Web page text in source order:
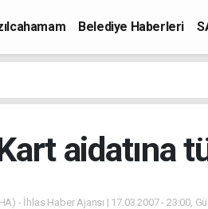
Belediye Haberleri
aidatına
- İhlas Haber Ajansı | 17.03.2007 - 23:00,